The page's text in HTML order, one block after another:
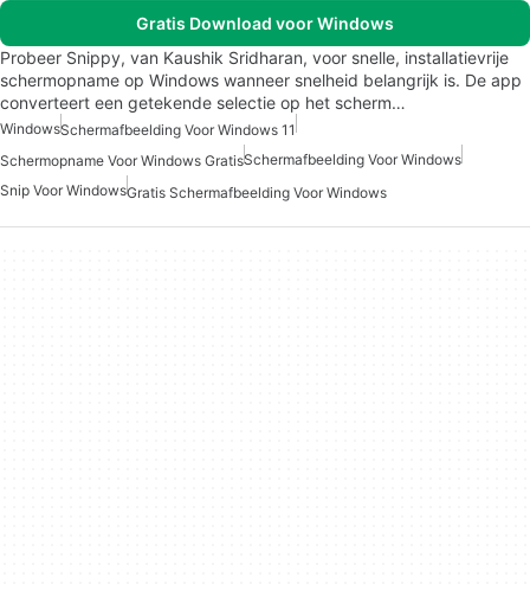
Gratis Download voor Windows
Probeer Snippy, van Kaushik Sridharan, voor snelle, installatievrije
schermopname op Windows wanneer snelheid belangrijk is. De app
converteert een getekende selectie op het scherm…
WindowsSchermafbeelding Voor Windows 11
Schermopname Voor Windows GratisSchermafbeelding Voor Windows
Snip Voor WindowsGratis Schermafbeelding Voor Windows